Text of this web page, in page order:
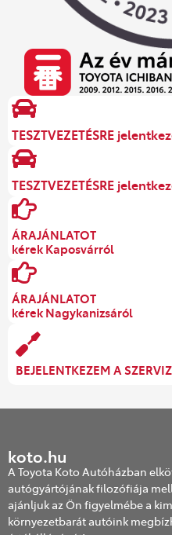
TESZTVEZETÉSRE
TESZTVEZETÉSRE
ÁRAJÁNLATOT
kérek Kaposvárról
ÁRAJÁNLATOT
kérek Nagykanizsáról
BEJELENTKEZEM A
koto.hu
A Toyota Koto Autóházban
autógyártójának filozófiája
ajánljuk az Ön figyelmébe a
környezetbarát autóink